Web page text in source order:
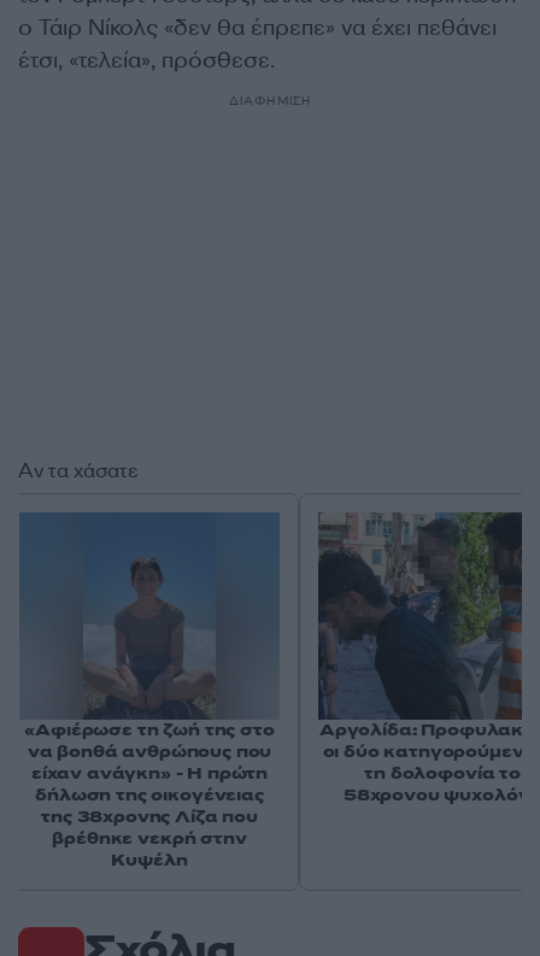
ο Τάιρ Νίκολς «δεν θα έπρεπε» να έχει πεθάνει
έτσι, «τελεία», πρόσθεσε.
ΔΙΑΦΗΜΙΣΗ
Αν τα χάσατε
«Αφιέρωσε τη ζωή της στο
να βοηθά ανθρώπους που
είχαν ανάγκη» - Η πρώτη
δήλωση της οικογένειας
της 38χρονης Λίζα που
βρέθηκε νεκρή στην
Κυψέλη
Αργολίδα:
οι δύο
τη δολοφονία του
58χρονου